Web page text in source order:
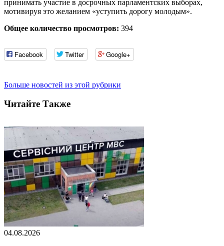
принимать участие в досрочных парламентских выборах,
мотивируя это желанием «уступить дорогу молодым».
Общее количество просмотров: 394
Facebook Twitter Google+
Больше новостей из этой рубрики
Читайте Также
04.08.2026